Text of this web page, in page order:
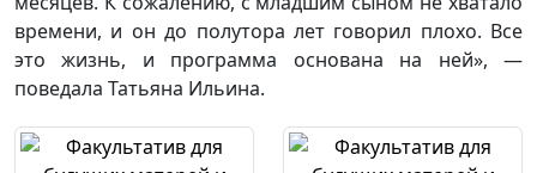
времени, и он до полутора лет говорил плохо. Все
это жизнь, и программа основана на ней», —
поведала Татьяна Ильина.